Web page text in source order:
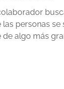
personas se
algo más